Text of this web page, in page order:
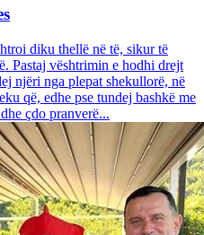
diku thellë në të, sikur të
Pastaj vështrimin e hodhi drejt
njëri nga plepat shekullorë, në
që, edhe pse tundej bashkë me
çdo pranverë...